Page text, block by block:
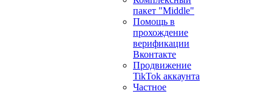
пакет "Middle"
Помощь в
прохождение
верификации
Вконтакте
Продвижение
TikTok аккаунта
Частное